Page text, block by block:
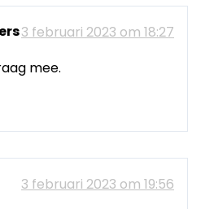
3 februari 2023 om 18:27
mee.
3 februari 2023 om 19:56